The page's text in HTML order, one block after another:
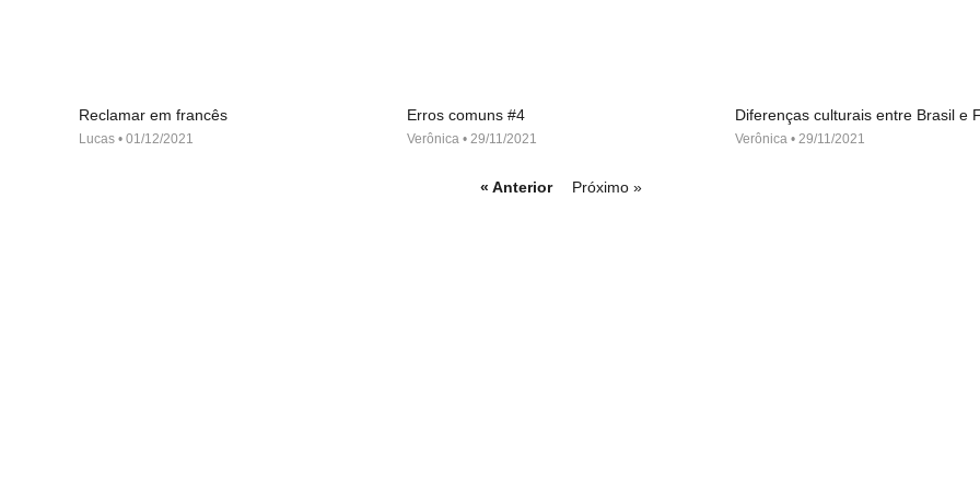
Reclamar em francês
Lucas 01/12/2021
Erros comuns #4
Verônica 29/11/2021
Diferenças culturais entre Brasil e
Verônica 29/11/2021
« Anterior Próximo »